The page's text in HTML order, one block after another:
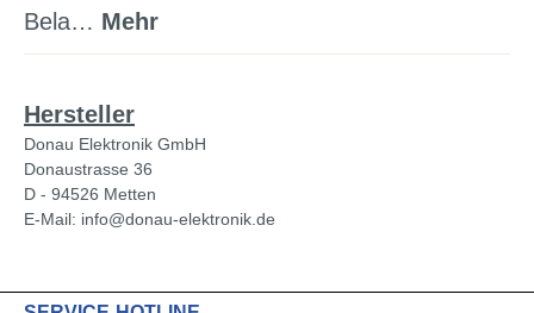
Bela… Mehr
Hersteller
Donau Elektronik GmbH
Donaustrasse 36
D - 94526 Metten
E-Mail: info@donau-elektronik.de